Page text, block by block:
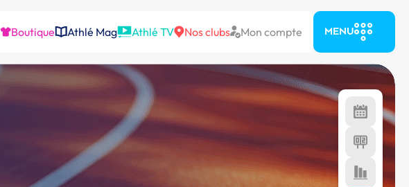
Boutique Athlé Mag Athlé TV Nos clubs Mon compte MENU